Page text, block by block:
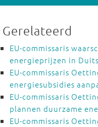
Gerelateerd
EU-commissaris
energieprijzen in
EU-commissaris
energiesubsidies
EU-commissaris
plannen duurzame
EU-commissaris